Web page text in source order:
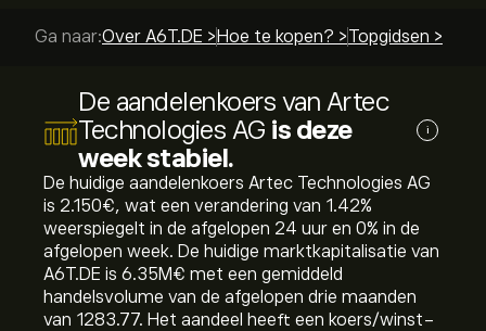
Ga naar:Over A6T.DE > Hoe te kopen? >Topgidsen >
De aandelenkoers van Artec
Technologies AG is deze
week stabiel.
i
De huidige aandelenkoers Artec Technologies AG
is 2.150‎€‎, wat een verandering van ‎1.42‎%
weerspiegelt in de afgelopen 24 uur en ‎0‎% in de
afgelopen week. De huidige marktkapitalisatie van
A6T.DE is 6.35M‎€‎ met een gemiddeld
handelsvolume van de afgelopen drie maanden
van 1283.77. Het aandeel heeft een koers/winst-